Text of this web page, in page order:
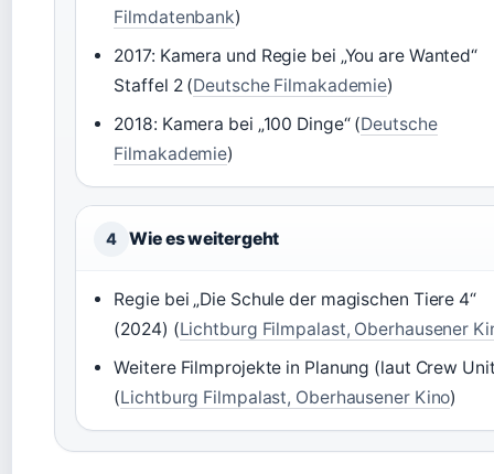
Filmdatenbank)
2017: Kamera und Regie bei „You are Wanted“
Staffel 2 (Deutsche Filmakademie)
2018: Kamera bei „100 Dinge“ (Deutsche
Filmakademie)
4 Wie es weitergeht
Regie bei „Die Schule der magischen Tiere 4“
(2024) (Lichtburg Filmpalast, Oberhausener
Weitere Filmprojekte in Planung (laut Crew
(Lichtburg Filmpalast, Oberhausener Kino)